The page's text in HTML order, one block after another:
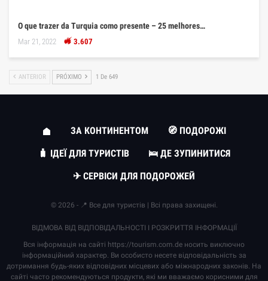
O que trazer da Turquia como presente – 25 melhores…
Mar 21, 2022 3.607
ANTERIOR PRÓXIMO 1 De 649
ЗА КОНТИНЕНТОМ
🧭 ПОДОРОЖІ
🧳 ІДЕЇ ДЛЯ ТУРИСТІВ
🛌 ДЕ ЗУПИНИТИСЯ
✈ СЕРВІСИ ДЛЯ ПОДОРОЖЕЙ
© 2026 - 📍 Все для туристів | Всі права захищені.
ВІДМОВА ВІД ВІДПОВІДАЛЬНОСТІ І РОЗКРИТТЯ ІНФОРМАЦІЇ
Вся інформація на сайті https://tourism.com.de носить виключно
інформаційний характер. Ви особисто несете відповідальність за
дотримання будь-яких відповідних місцевих або міжнародних законів. На
сайті часто рекомендуються продукти, які ми вважаємо корисними для